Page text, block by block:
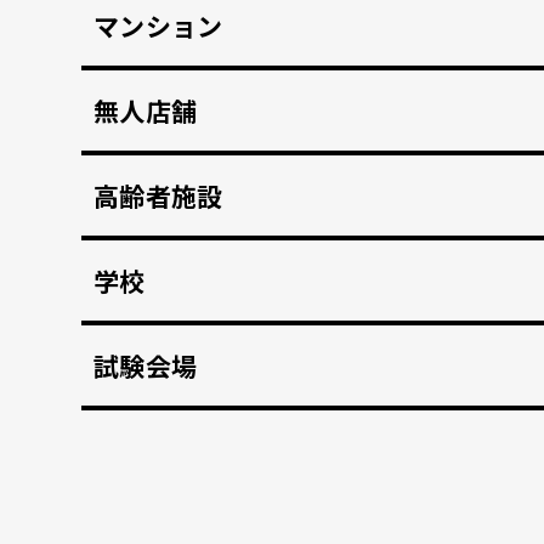
マンション
無人店舗
高齢者施設
学校
試験会場